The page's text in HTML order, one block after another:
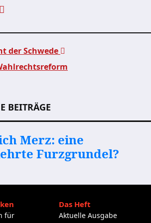
der Schwede
BEITRÄGE
Merz: eine
Furzgrundel?
für
Das Heft
Aktuelle Ausgabe